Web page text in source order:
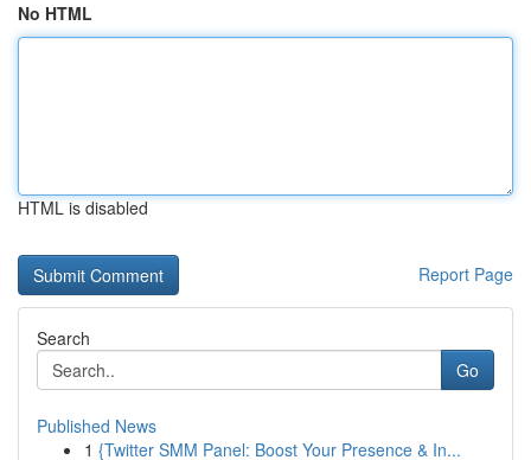
No HTML
HTML is disabled
Report Page
Search
Go
Published News
1 {Twitter SMM Panel: Boost Your Presence & In...